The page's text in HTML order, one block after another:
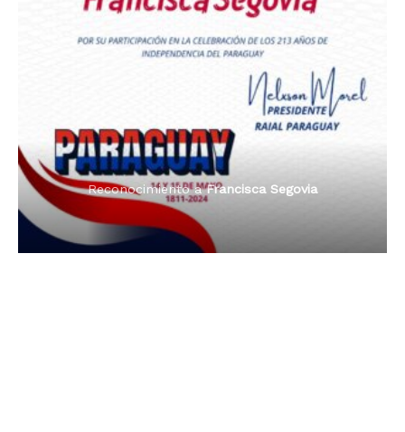
Dama de Oro 2024
Reconocimiento aFrancisca Segovia
Reconocimiento aFrancisca Segovia
Radio Tribuna Abierta
Radio Tribuna Abierta
Radio Oñondivepa Paraguay
Premio Orgullo Paraguayo
Reconocimiento aFrancisca Segovia